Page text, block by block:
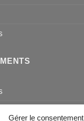
Gérer le consentement